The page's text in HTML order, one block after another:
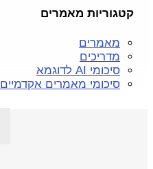
קטגוריות מאמרים
מאמרים
מדריכים
סיכומי AI לדוגמא
סיכומי מאמרים אקדמיים